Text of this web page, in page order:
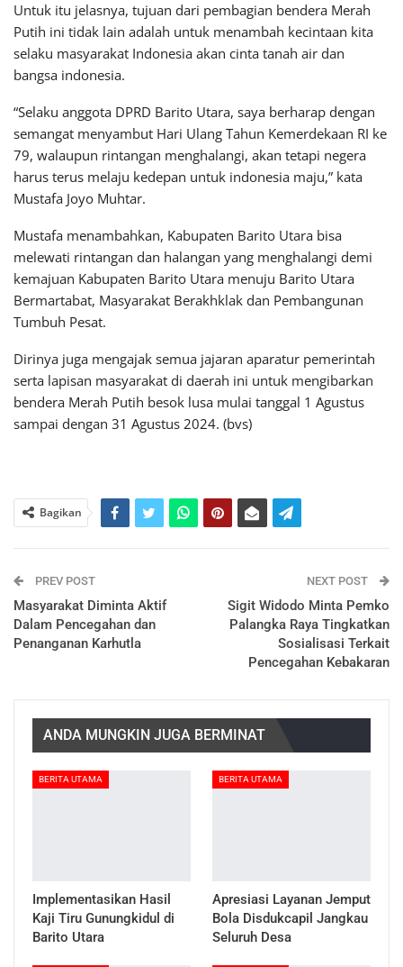
Untuk itu jelasnya, tujuan dari pembagian bendera Merah
Putih ini tidak lain adalah untuk menambah kecintaan kita
selaku masyarakat Indonesia akan cinta tanah air dan
bangsa indonesia.
“Selaku anggota DPRD Barito Utara, saya berharap dengan
semangat menyambut Hari Ulang Tahun Kemerdekaan RI ke
79, walaupun rintangan menghalangi, akan tetapi negera
harus terus melaju kedepan untuk indonesia maju,” kata
Mustafa Joyo Muhtar.
Mustafa menambahkan, Kabupaten Barito Utara bisa
melewati rintangan dan halangan yang menghalangi demi
kemajuan Kabupaten Barito Utara menuju Barito Utara
Bermartabat, Masyarakat Berakhklak dan Pembangunan
Tumbuh Pesat.
Dirinya juga mengajak semua jajaran aparatur pemerintah
serta lapisan masyarakat di daerah ini untuk mengibarkan
bendera Merah Putih besok lusa mulai tanggal 1 Agustus
sampai dengan 31 Agustus 2024. (bvs)
Bagikan
PREV POST
Masyarakat Diminta Aktif
Dalam Pencegahan dan
Penanganan Karhutla
NEXT POST
Sigit Widodo Minta Pemko
Palangka Raya Tingkatkan
Sosialisasi Terkait
Pencegahan Kebakaran
ANDA MUNGKIN JUGA BERMINAT
BERITA UTAMA
Implementasikan Hasil
Kaji Tiru Gunungkidul di
Barito Utara
BERITA UTAMA
Apresiasi Layanan Jemput
Bola Disdukcapil Jangkau
Seluruh Desa